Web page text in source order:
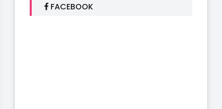
FACEBOOK